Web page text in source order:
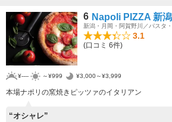
6 Napoli PIZZA 新
新潟・月岡・阿賀野川／パスタ
3.1
(口コミ 6件)
¥---- ～¥999 ¥3,000～¥3,999
本場ナポリの窯焼きピッツァのイタリアン
“オシャレ”